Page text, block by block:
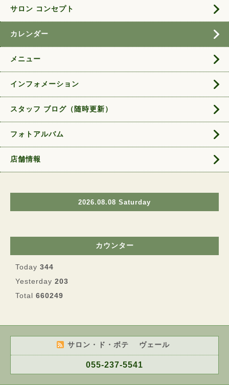
サロン コンセプト
カレンダー
メニュー
インフォメーション
スタッフ ブログ（随時更新）
フォトアルバム
店舗情報
2026.08.08 Saturday
カウンター
Today 344
Yesterday 203
Total 660249
サロン・ド・ボテ ヴェール
055-237-5541